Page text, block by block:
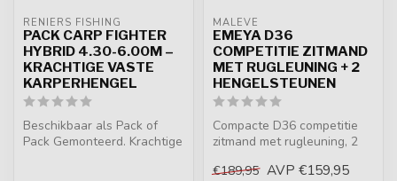
RENIERS FISHING
PACK CARP FIGHTER
HYBRID 4.30-6.00M –
KRACHTIGE VASTE
KARPERHENGEL
Beschikbaar als Pack of
Pack Gemonteerd. Krachtige
MALEVÉ
EMEYA D36
COMPETITIE ZITMAND
MET RUGLEUNING + 2
HENGELSTEUNEN
Compacte D36 competitie
zitmand met rugleuning, 2
diep...
€189,95 AVP €159,95